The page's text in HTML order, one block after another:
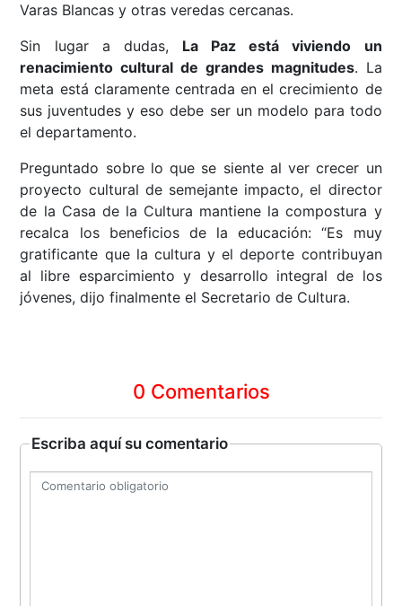
Varas Blancas y otras veredas cercanas.
Sin lugar a dudas, La Paz está viviendo un
renacimiento cultural de grandes magnitudes. La
meta está claramente centrada en el crecimiento de
sus juventudes y eso debe ser un modelo para todo
el departamento.
Preguntado sobre lo que se siente al ver crecer un
proyecto cultural de semejante impacto, el director
de la Casa de la Cultura mantiene la compostura y
recalca los beneficios de la educación: “Es muy
gratificante que la cultura y el deporte contribuyan
al libre esparcimiento y desarrollo integral de los
jóvenes, dijo finalmente el Secretario de Cultura.
0 Comentarios
Escriba aquí su comentario